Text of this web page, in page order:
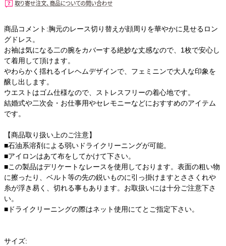
商品コメント:胸元のレース切り替えが顔周りを華やかに見せるロン
グドレス。
お袖は気になる二の腕をカバーする絶妙な丈感なので、1枚で安心し
て着用して頂けます。
やわらかく揺れるイレヘムデザインで、フェミニンで大人な印象を
醸し出します。
ウエストはゴム仕様なので、ストレスフリーの着心地です。
結婚式や二次会・お仕事用やセレモニーなどにおすすめのアイテム
です。
【商品取り扱い上のご注意】
■石油系溶剤による弱いドライクリーニングが可能。
■アイロンはあて布をしてかけて下さい。
■この製品はデリケートなレースを使用しております。表面の粗い物
に擦ったり、ベルト等の先の鋭いものに引っ掛けますとささくれや
糸が浮き易く、切れる事もあります。お取扱いには十分ご注意下さ
い。
■ドライクリーニングの際はネット使用にてとご指定下さい。
サイズ: